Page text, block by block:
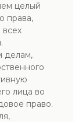
целый
права,
делам,
лица во
право.